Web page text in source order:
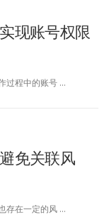
现账号权限
过程中的账号 …
免关联风
存在一定的风 …